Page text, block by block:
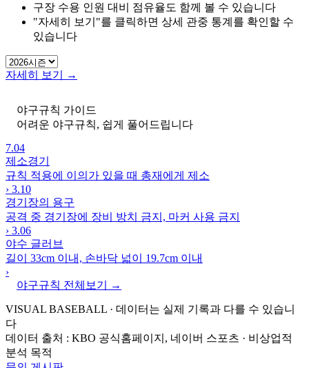
구장 수용 인원 대비 점유율도 함께 볼 수 있습니다
"자세히 보기"를 클릭하면 상세 관중 통계를 확인할 수
있습니다
자세히 보기 →
야구규칙 가이드
어려운 야구규칙, 쉽게 풀어드립니다
7.04
제소경기
규칙 적용에 이의가 있을 때 총재에게 제소
› 3.10
경기장의 용구
공격 중 경기장에 장비 방치 금지, 마커 사용 금지
› 3.06
야수 글러브
길이 33cm 이내, 손바닥 넓이 19.7cm 이내
›
야구규칙 전체보기 →
VISUAL BASEBALL · 데이터는 실제 기록과 다를 수 있습니
다
데이터 출처 : KBO 공식홈페이지, 네이버 스포츠 · 비상업적
분석 목적